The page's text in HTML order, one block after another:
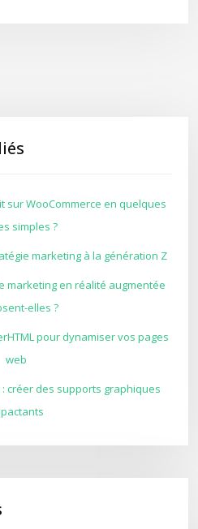
sur WooCommerce en quelques
simples ?
marketing à la génération Z
marketing en réalité augmentée
elles ?
pour dynamiser vos pages
web
créer des supports graphiques